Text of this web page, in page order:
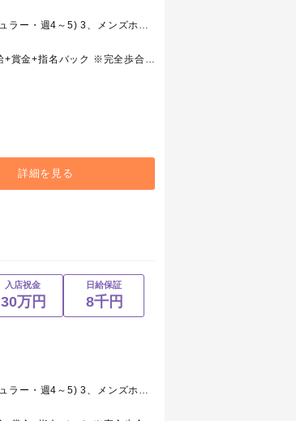
1、メンズホスト(レギュラー) 2、メンズホスト(準レギュラー・週4～5) 3、メンズホスト(アルバイト・週1～) 4、ホールスタッフ(ボーイ・レギュラー) 5、ホールスタッフ(ボーイ・アルバイト)
1、メンズホスト(レギュラー) 月給250,000円～+歩合給+賞金+指名バック ※完全歩合/最低55%～100% ※研修期間日給8,000円 2、メンズホスト(準レギュラー・週4～5) 日給月給～+歩合給+賞金+指名バック ※完全歩合/最低54%～100% 3、メンズホスト(アルバイト・週1～) 時給1,000円～+歩合給+賞金+指名バック 4、ホールスタッフ(ボーイ・レギュラー) 月給175,000円～+交通費+能力給 5、ホールスタッフ(ボーイ・アルバイト) 時給850円～+能力給
詳細を見る
入店祝金
30万円
日給保証
8千円